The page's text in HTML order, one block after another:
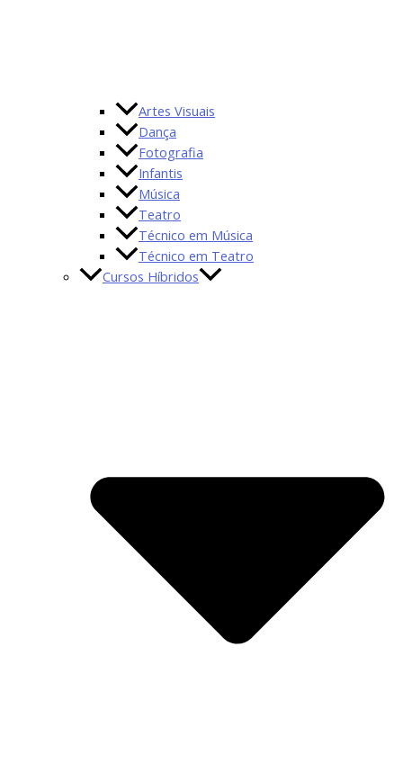
Artes Visuais
Dança
Fotografia
Infantis
Música
Teatro
Técnico em Música
Técnico em Teatro
Cursos Híbridos